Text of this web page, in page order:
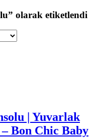
olarak etiketlendi
| Yuvarlak
Bon Chic Baby